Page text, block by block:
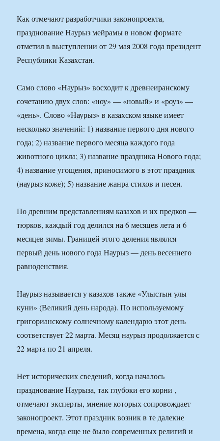
Как отмечают разработчики законопроекта,
празднование Наурыз мейрамы в новом формате
отметил в выступлении от 29 мая 2008 года президент
Республики Казахстан.
Само слово «Наурыз» восходит к древнеиранскому
сочетанию двух слов: «ноу» — «новый» и «роуз» —
«день». Слово «Наурыз» в казахском языке имеет
несколько значений: 1) название первого дня нового
года; 2) название первого месяца каждого года
животного цикла; 3) название праздника Нового года;
4) название угощения, приносимого в этот праздник
(наурыз коже); 5) название жанра стихов и песен.
По древним представлениям казахов и их предков —
тюрков, каждый год делился на 6 месяцев лета и 6
месяцев зимы. Границей этого деления являлся
первый день нового года Наурыз — день весеннего
равноденствия.
Наурыз называется у казахов также «Улыстын улы
куни» (Великий день народа). По используемому
григорианскому солнечному календарю этот день
соответствует 22 марта. Месяц наурыз продолжается с
22 марта по 21 апреля.
Нет исторических сведений, когда началось
празднование Наурыза, так глубоки его корни ,
отмечают эксперты, мнение которых сопровождает
законопроект. Этот праздник возник в те далекие
времена, когда еще не было современных религий и